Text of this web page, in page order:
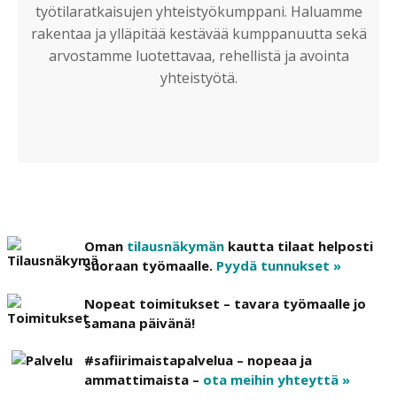
työtilaratkaisujen yhteistyökumppani. Haluamme
rakentaa ja ylläpitää kestävää kumppanuutta sekä
arvostamme luotettavaa, rehellistä ja avointa
yhteistyötä.
Oman tilausnäkymän kautta tilaat helposti
suoraan työmaalle. Pyydä tunnukset »
Nopeat toimitukset – tavara työmaalle jo
samana päivänä!
#safiirimaistapalvelua – nopeaa ja
ammattimaista – ota meihin yhteyttä »